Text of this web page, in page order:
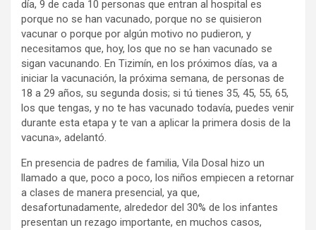
día, 9 de cada 10 personas que entran al hospital es
porque no se han vacunado, porque no se quisieron
vacunar o porque por algún motivo no pudieron, y
necesitamos que, hoy, los que no se han vacunado se
sigan vacunando. En Tizimín, en los próximos días, va a
iniciar la vacunación, la próxima semana, de personas de
18 a 29 años, su segunda dosis; si tú tienes 35, 45, 55, 65,
los que tengas, y no te has vacunado todavía, puedes venir
durante esta etapa y te van a aplicar la primera dosis de la
vacuna», adelantó.
En presencia de padres de familia, Vila Dosal hizo un
llamado a que, poco a poco, los niños empiecen a retornar
a clases de manera presencial, ya que,
desafortunadamente, alrededor del 30% de los infantes
presentan un rezago importante, en muchos casos,